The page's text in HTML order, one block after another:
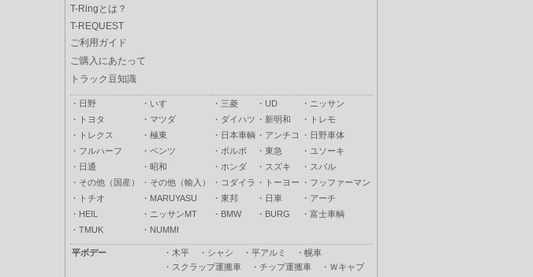
T-Ringとは？
T-REQUEST
ご利用ガイド
ご購入にあたって
トラック豆知識
・ 日野 ・ いすゞ ・ 三菱 ・ UD ・ ニッサン
・
トヨタ ・ マツダ ・ ダイハツ ・ 新明和 ・
トレモ
・
トレクス ・ 極東 ・ 日本車輌 ・ アンチコ ・ 日野車体
・ フルハーフ ・ ベンツ ・ ボルボ ・ 東急 ・ ユソーキ
・ 日通 ・ 昭和 ・ ホンダ ・ スズキ ・ スバル
・ その他（国産） ・ その他（輸入） ・ コダイラ ・ トーヨー ・ フッファーマン
・
トチオ ・ MARUYASU ・ 東邦 ・ 日車 ・ アーチ
・ HEIL ・ ニッサンMT ・ BMW ・ BURG ・ 富士車輌
・ TMUK ・ NUMMI
平ボデー ・ 木平 ・ シャシ ・ 平アルミ ・ 幌車
・ スクラップ運搬車 ・ チップ運搬車 ・ Ｗキャブ